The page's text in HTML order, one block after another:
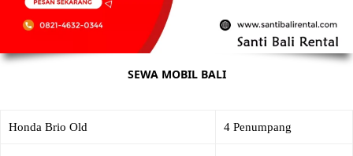
SEWA MOBIL BALI
Honda Brio Old 4 Penumpang